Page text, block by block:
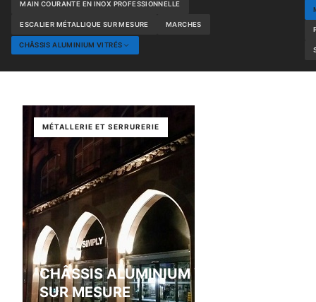
MAIN COURANTE EN INOX PROFESSIONNELLE
ESCALIER MÉTALLIQUE SUR MESURE MARCHES
CHÂSSIS ALUMINIUM VITRÉS
MÉTALLERIE ET SERRURERIE
CHÂSSIS ALUMINIUM VITRÉS
SUR MESURE